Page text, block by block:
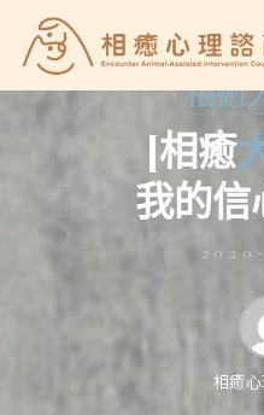
content
相癒
[相癒
我的信
相癒